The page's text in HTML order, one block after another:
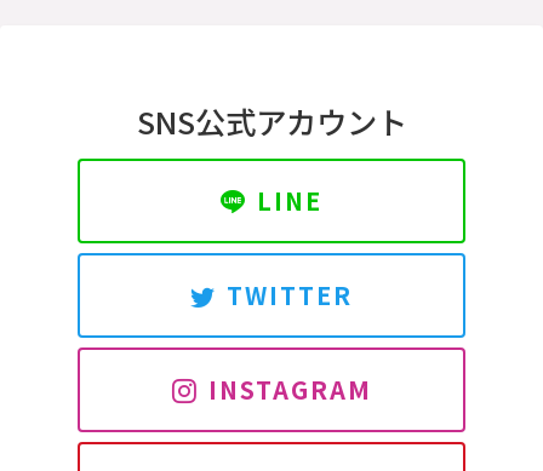
SNS公式アカウント
LINE
TWITTER
INSTAGRAM